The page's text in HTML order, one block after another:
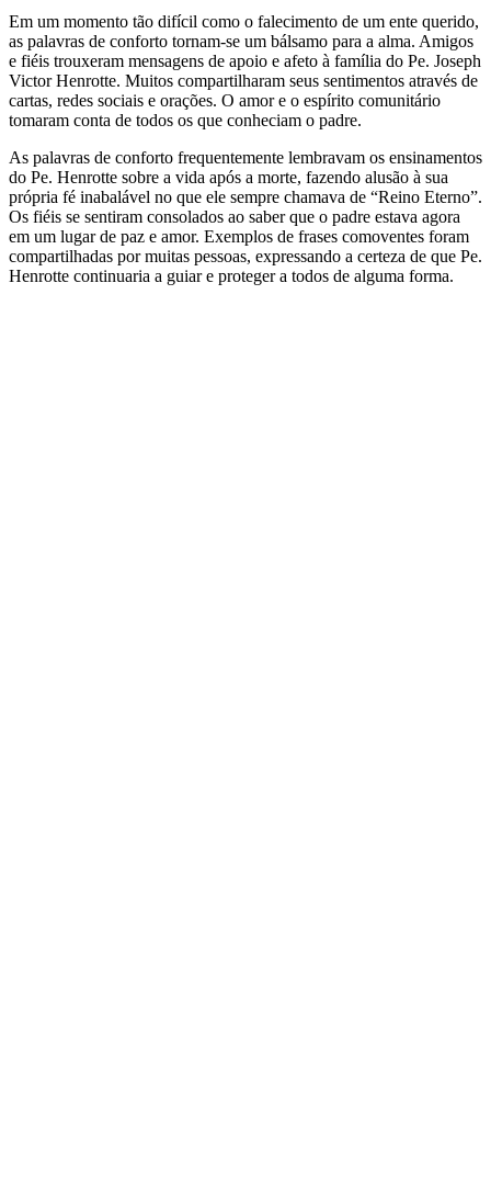
Em um momento tão difícil como o falecimento de um ente querido,
as palavras de conforto tornam-se um bálsamo para a alma. Amigos
e fiéis trouxeram mensagens de apoio e afeto à família do Pe. Joseph
Victor Henrotte. Muitos compartilharam seus sentimentos através de
cartas, redes sociais e orações. O amor e o espírito comunitário
tomaram conta de todos os que conheciam o padre.
As palavras de conforto frequentemente lembravam os ensinamentos
do Pe. Henrotte sobre a vida após a morte, fazendo alusão à sua
própria fé inabalável no que ele sempre chamava de “Reino Eterno”.
Os fiéis se sentiram consolados ao saber que o padre estava agora
em um lugar de paz e amor. Exemplos de frases comoventes foram
compartilhadas por muitas pessoas, expressando a certeza de que Pe.
Henrotte continuaria a guiar e proteger a todos de alguma forma.